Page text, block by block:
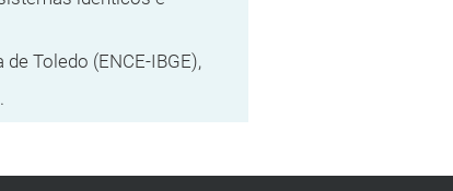
Toledo (ENCE-IBGE),